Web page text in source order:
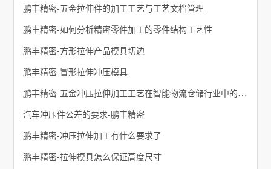
鹏丰精密-五金拉伸件的加工工艺与工艺文档管理
鹏丰精密-如何分析精密零件加工的零件结构工艺性
​鹏丰精密-方形拉伸产品模具切边
鹏丰精密-冒形拉伸冲压模具
鹏丰精密-五金冲压拉伸加工工艺在智能物流仓储行业中的应用
汽车冲压件公差的要求-鹏丰精密
鹏丰精密-冲压拉伸加工有什么要求了
鹏丰精密-拉伸模具怎么保证高度尺寸